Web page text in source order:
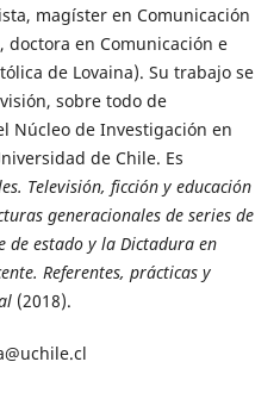
magíster en Comunicación
doctora en Comunicación e
de Lovaina). Su trabajo se
sobre todo de
Núcleo de Investigación en
de Chile. Es
Televisión, ficción y educación
generacionales de series de
de estado y la Dictadura en
Referentes, prácticas y
(2018).